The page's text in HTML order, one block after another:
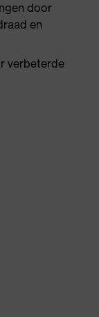
door
en
verbeterde